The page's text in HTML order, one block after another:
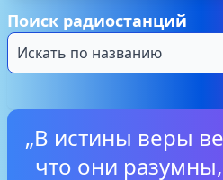
Поиск радиостанций
„В истины веры
что они